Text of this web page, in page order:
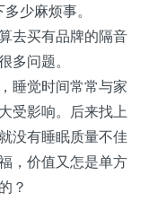
少麻烦事。
去买有品牌的隔音
多问题。
睡觉时间常常与家
受影响。后来找上
没有睡眠质量不佳
，价值又怎是单方
？